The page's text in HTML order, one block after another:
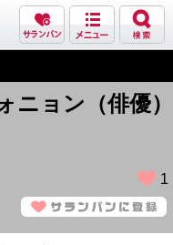
ニョン（俳優）
1